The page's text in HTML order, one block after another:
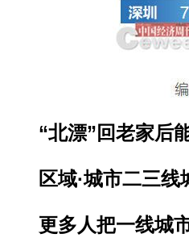
“北漂”回老家后能
区域·城市二三线
更多人把一线城